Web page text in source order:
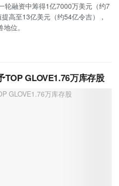
轮融资中筹得1亿7000万美元（约7
高至13亿美元（约54亿令吉），
位。
TOP GLOVE1.76万库存股